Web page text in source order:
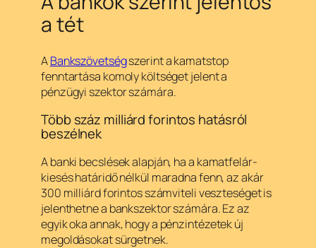
a tét
ABankszövetségszerint a kamatstop
fenntartása komoly költséget jelent a
pénzügyi szektor számára.
Több száz milliárd forintos hatásról
beszélnek
A banki becslések alapján, ha a kamatfelár-
kiesés határidő nélkül maradna fenn, az akár
300 milliárd forintos számviteli veszteséget is
jelenthetne a bankszektor számára. Ez az
egyik oka annak, hogy a pénzintézetek új
megoldásokat sürgetnek.